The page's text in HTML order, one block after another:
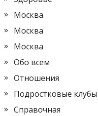
Москва
Москва
Москва
Обо всем
Отношения
Подростковые клубы
Справочная